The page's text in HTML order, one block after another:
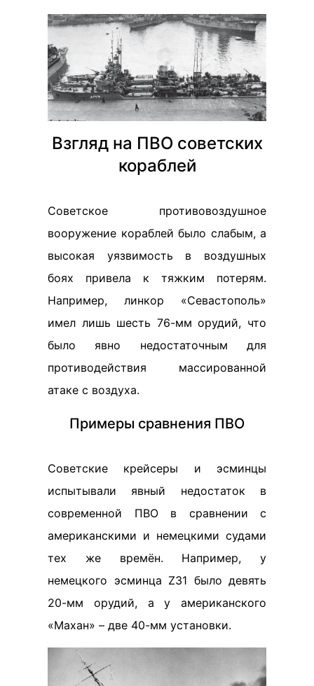
Взгляд на ПВО советских
кораблей
Советское противовоздушное
вооружение кораблей было слабым, а
высокая уязвимость в воздушных
боях привела к тяжким потерям.
Например, линкор «Севастополь»
имел лишь шесть 76-мм орудий, что
было явно недостаточным для
противодействия массированной
атаке с воздуха.
Примеры сравнения ПВО
Советские крейсеры и эсминцы
испытывали явный недостаток в
современной ПВО в сравнении с
американскими и немецкими судами
тех же времён. Например, у
немецкого эсминца Z31 было девять
20-мм орудий, а у американского
«Махан» – две 40-мм установки.